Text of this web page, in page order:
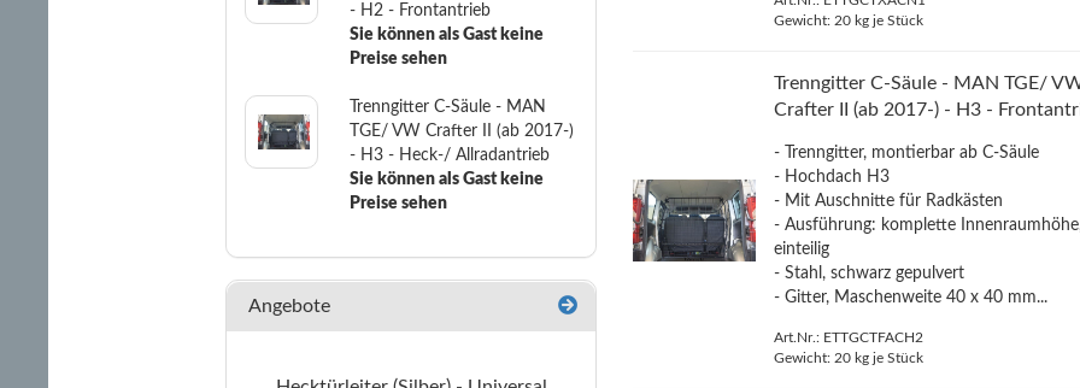
Gewicht: 20 kg je Stück
Trenngitter C-Säule - MAN TGE/
Crafter II (ab 2017-) - H3 -
- Trenngitter, montierbar ab C-Säule
- Hochdach H3
- Mit Auschnitte für Radkästen
- Ausführung: komplette
einteilig
- Stahl, schwarz gepulvert
- Gitter, Maschenweite 40 x 40 mm...
Art.Nr.: ETTGCTFACH2
Gewicht: 20 kg je Stück
- H2 - Frontantrieb
Sie können als Gast keine
Preise sehen
Trenngitter C-Säule - MAN
TGE/ VW Crafter II (ab 2017-)
- H3 - Heck-/ Allradantrieb
Sie können als Gast keine
Preise sehen
Angebote